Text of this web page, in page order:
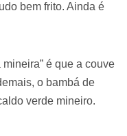
bem frito. Ainda é
é que a couve
o bambá de
verde mineiro.